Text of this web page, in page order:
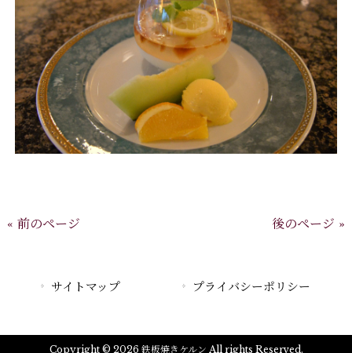
« 前のページ 後のページ »
サイトマップ プライバシーポリシー
Copyright © 2026 鉄板焼きケルン All rights Reserved.